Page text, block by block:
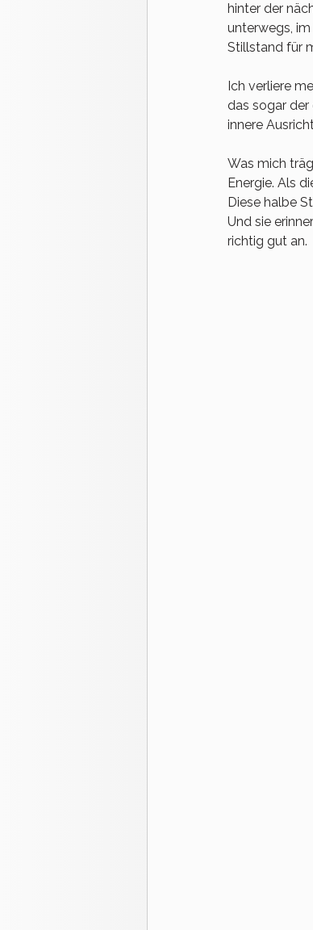
hinter der
unterwegs,
Stillstand für
Ich verliere
das sogar der
innere
Was mich
Energie. Als
Diese halbe
Und sie
richtig gut an.